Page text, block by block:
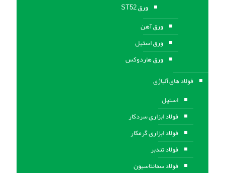
ورق ST52
ورق آهن
ورق استيل
ورق هاردوکس
فولاد های آلیاژی
استیل
فولاد ابزاری سردکار
فولاد ابزاری گرمکار
فولاد تندبر
فولاد سمانتاسیون